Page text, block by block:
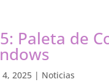
Paleta de
4, 2025 | Noticias